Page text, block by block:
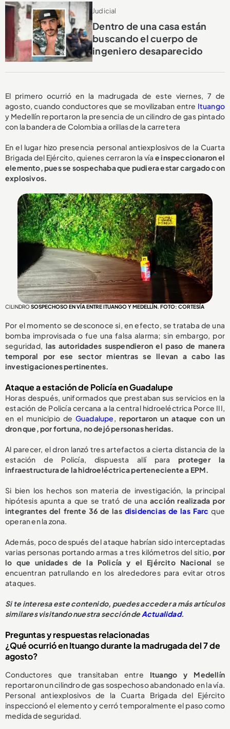
Judicial
Dentro de una casa están
buscando el cuerpo de
ingeniero desaparecido
El primero ocurrió en la madrugada de este viernes, 7 de
agosto, cuando conductores que se movilizaban entre Ituango
y Medellín reportaron la presencia de un cilindro de gas pintado
con la bandera de Colombia a orillas de la carretera
En el lugar hizo presencia personal antiexplosivos de la Cuarta
Brigada del Ejército, quienes cerraron la vía e inspeccionaron el
elemento, pues se sospechaba que pudiera estar cargado con
explosivos.
CILINDRO SOSPECHOSO EN VÍA ENTRE ITUANGO Y MEDELLÍN. FOTO: CORTESÍA
Por el momento se desconoce si, en efecto, se trataba de una
bomba improvisada o fue una falsa alarma; sin embargo, por
seguridad, las autoridades suspendieron el paso de manera
temporal por ese sector mientras se llevan a cabo las
investigaciones pertinentes.
Ataque a estación de Policía en Guadalupe
Horas después, uniformados que prestaban sus servicios en la
estación de Policía cercana a la central hidroeléctrica Porce III,
en el municipio de Guadalupe, reportaron un ataque con un
dron que, por fortuna, no dejó personas heridas.
Al parecer, el dron lanzó tres artefactos a cierta distancia de la
estación de Policía, dispuesta allí paraproteger la
infraestructura de la hidroeléctrica perteneciente a EPM.
Si bien los hechos son materia de investigación, la principal
hipótesis apunta a que se trató de una acción realizada por
integrantes del frente 36 de las disidencias de las Farcque
operan en la zona.
Además, poco después del ataque habrían sido interceptadas
varias personas portando armas a tres kilómetros del sitio, por
lo que unidades de la Policía y el Ejército Nacional se
encuentran patrullando en los alrededores para evitar otros
ataques.
Si te interesa este contenido, puedes acceder a más artículos
similares visitando nuestra sección deActualidad.
Preguntas y respuestas relacionadas
¿Qué ocurrió en Ituango durante la madrugada del 7 de
agosto?
Conductores que transitaban entre Ituango y Medellín
reportaron un cilindro de gas sospechoso abandonado en la vía.
Personal antiexplosivos de la Cuarta Brigada del Ejército
inspeccionó el elemento y cerró temporalmente el paso como
medida de seguridad.